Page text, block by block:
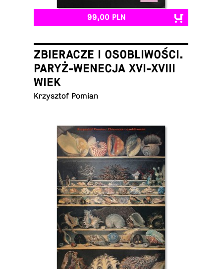
99,00 PLN
ZBIERACZE I OSOBLIWOŚCI.
PARYŻ-WENECJA XVI-XVIII
WIEK
Krzysz­tof Pomian